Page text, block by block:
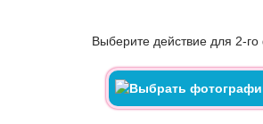
Выберите действие для 2-